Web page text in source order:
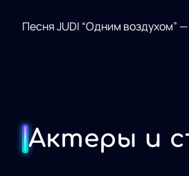
Песня JUDI “Одним воздухом”
Актеры и